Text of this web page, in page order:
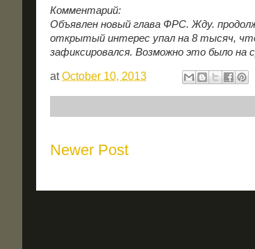
Комментарий:
Объявлен новый глава ФРС. Жду.
открытый интерес упал на 8 тысяч,
зафиксировался. Возможно это было
atOctober 10, 2013
Newer Post